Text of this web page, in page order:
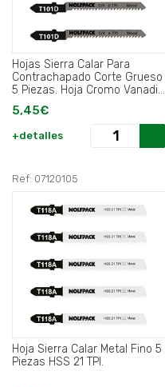
Hojas Sierra Calar Para
Contrachapado Corte Grueso
5 Piezas. Hoja Cromo Vanadio
58. Vastago T Universal.
5,45€
+detalles
Ref: 07120105
Hoja Sierra Calar Metal Fino 5
Piezas HSS 21 TPI.